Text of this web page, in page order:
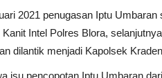
2021 penugasan Iptu
Intel Polres Blora,
dilantik menjadi Kapolsek
isu pencopotan Iptu Umbaran